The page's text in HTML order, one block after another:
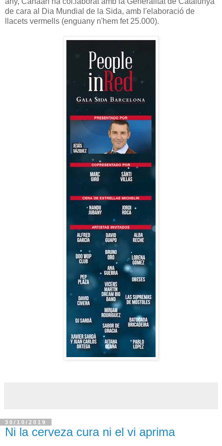
de cara al Dia Mundial de la Sida, amb l'elaboració de
llacets vermells (enguany n'hem fet 25.000).
30/10/2019
Ni la cerveza cura ni el vi aprima